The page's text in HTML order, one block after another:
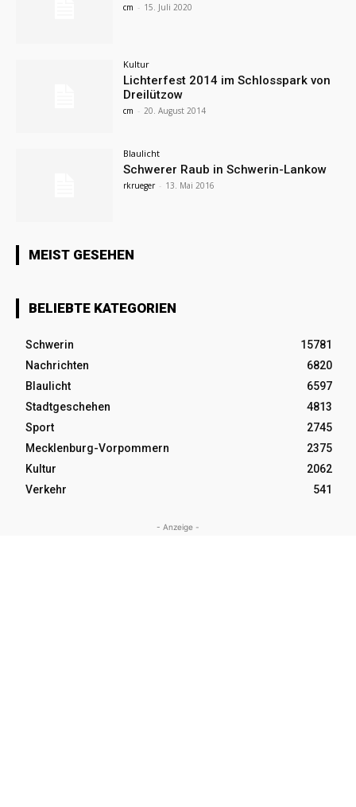
cm - 15. Juli 2020
Kultur
Lichterfest 2014 im Schlosspark von
Dreilützow
cm - 20. August 2014
Blaulicht
Schwerer Raub in Schwerin-Lankow
rkrueger - 13. Mai 2016
MEIST GESEHEN
BELIEBTE KATEGORIEN
Schwerin
15781
Nachrichten
6820
Blaulicht
6597
Stadtgeschehen
4813
Sport
2745
Mecklenburg-Vorpommern
2375
Kultur
2062
Verkehr
541
- Anzeige -